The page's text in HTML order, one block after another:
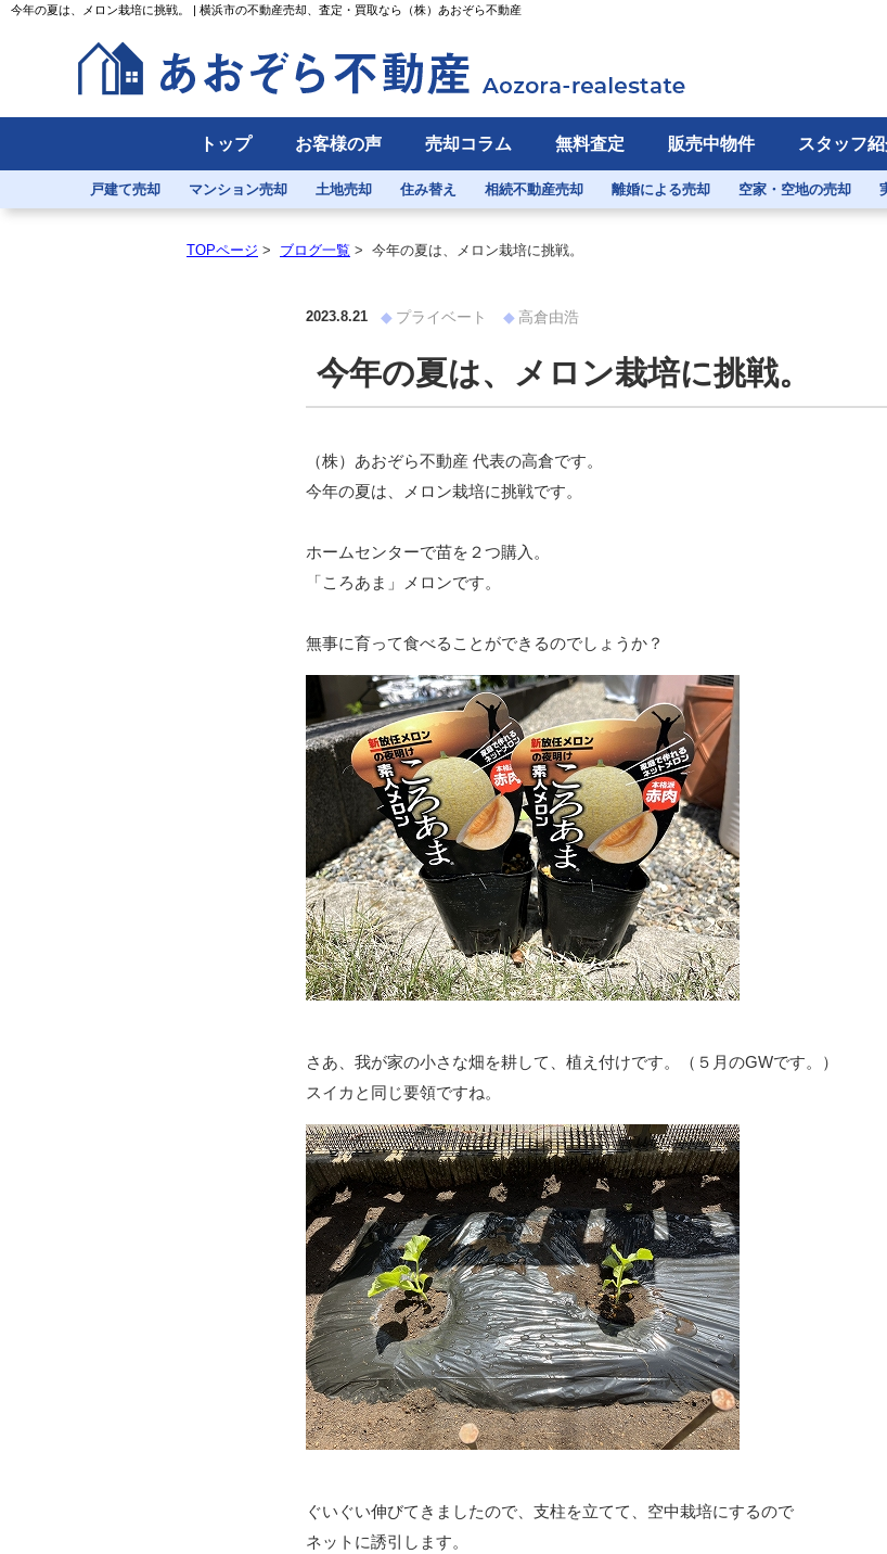
今年の夏は、メロン栽培に挑戦。 | 横浜市の不動産売却、査定・買取なら（株）あおぞら不動産
トップ お客様の声 売却コラム 無料査定 販売中物件 スタッフ
戸建て売却 マンション売却 土地売却 住み替え 相続不動産売却 離婚による売却 空家・空地の売却
TOPページ > ブログ一覧 > 今年の夏は、メロン栽培に挑戦。
2023.8.21 プライベート 高倉由浩
今年の夏は、メロン栽培に挑戦。
（株）あおぞら不動産 代表の高倉です。
今年の夏は、メロン栽培に挑戦です。
ホームセンターで苗を２つ購入。
「ころあま」メロンです。
無事に育って食べることができるのでしょうか？
さあ、我が家の小さな畑を耕して、植え付けです。（５月のGWです。）
スイカと同じ要領ですね。
ぐいぐい伸びてきましたので、支柱を立てて、空中栽培にするので
ネットに誘引します。